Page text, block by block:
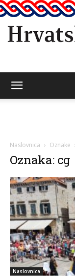
Naslovnica Oznake
Oznaka: cg
Naslovnica